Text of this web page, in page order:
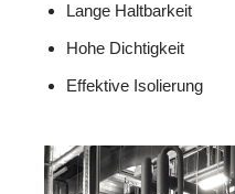
Lange Haltbarkeit
Hohe Dichtigkeit
Effektive Isolierung